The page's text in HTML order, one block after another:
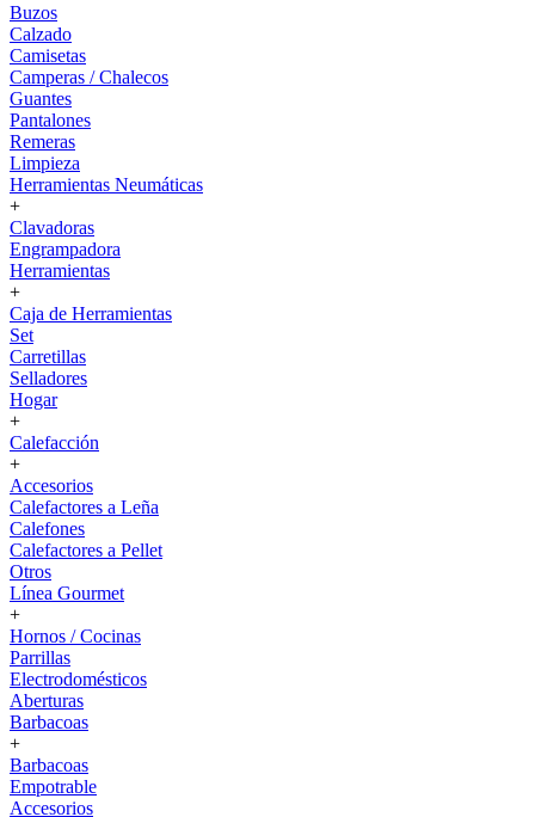
Buzos
Calzado
Camisetas
Camperas / Chalecos
Guantes
Pantalones
Remeras
Limpieza
Herramientas Neumáticas
+
Clavadoras
Engrampadora
Herramientas
+
Caja de Herramientas
Set
Carretillas
Selladores
Hogar
+
Calefacción
+
Accesorios
Calefactores a Leña
Calefones
Calefactores a Pellet
Otros
Línea Gourmet
+
Hornos / Cocinas
Parrillas
Electrodomésticos
Aberturas
Barbacoas
+
Barbacoas
Empotrable
Accesorios